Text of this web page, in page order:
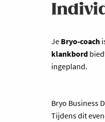
Je Bryo-coach
klankbord
ingepland.
Bryo Business
Tijdens dit